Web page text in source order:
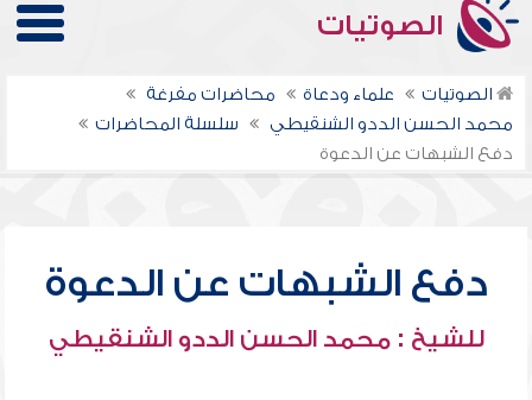
الصوتيات
الصوتيات علماء ودعاة
محاضرات مفرغة
محمد الحسن الددو الشنقيطي
سلسلة المحاضرات
دفع الشبهات عن الدعوة
دفع الشبهات عن الدعوة
للشيخ : محمد الحسن الددو الشنقيطي